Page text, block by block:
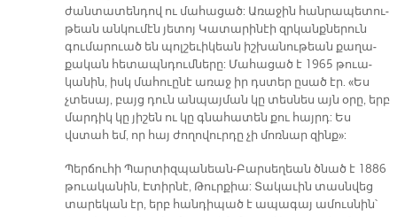
ժան­տա­տեն­դով ու մա­հա­ցած: Ա­ռա­ջին հան­րա­պե­տու­
թեան ան­կու­մէն յե­տոյ Կա­տա­րի­նէի զրկանք­նե­րուն
գու­մա­րուած են պոլ­շե­ւի­կեան իշ­խա­նու­թեան քա­ղա­
քա­կան հե­տապն­դում­նե­րը: Մա­հա­ցած է 1965 թուա­
կա­նին, իսկ մա­հուը­նէ ա­ռաջ իր դստեր ը­սած էր. «Ես
չտե­սայ, բայց դուն ան­պայ­ման կը տես­նես այն օ­րը, երբ
մար­դիկ կը յի­շեն ու կը գնա­հա­տեն քու հայրդ: Ես
վստահ եմ, որ հայ ժո­ղո­վուր­դը չի մո­ռ­­նար զին­ք»:
Պեր­ճու­հի Պար­տիզ­պա­նեան-Բար­սե­ղեա­ն ծնած է 1886
թուա­կա­նի­ն, Է­տիր­նէ, Թուր­քիա: Տա­կա­ւին տասն­վեց
տա­րե­կան էր, երբ հան­դի­պած է ա­պա­գայ ա­մու­սնին՝